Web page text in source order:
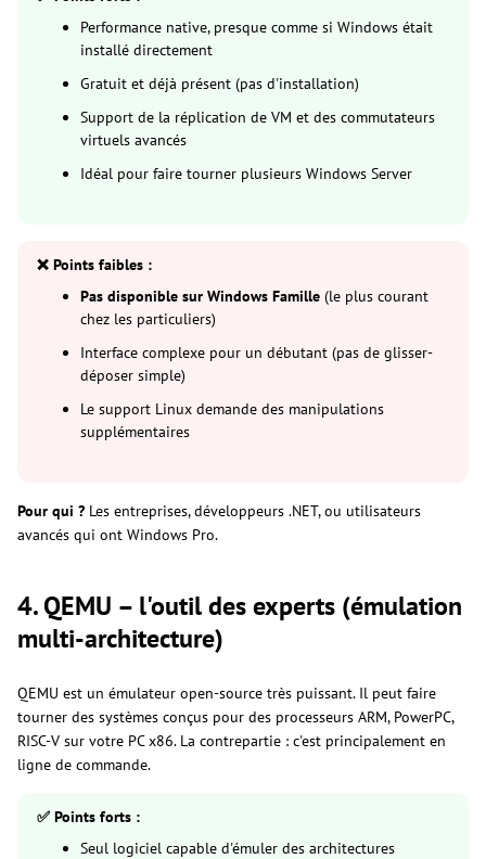
Performance native, presque comme si Windows était
installé directement
Gratuit et déjà présent (pas d'installation)
Support de la réplication de VM et des commutateurs
virtuels avancés
Idéal pour faire tourner plusieurs Windows Server
❌ Points faibles :
Pas disponible sur Windows Famille (le plus courant
chez les particuliers)
Interface complexe pour un débutant (pas de glisser-
déposer simple)
Le support Linux demande des manipulations
supplémentaires
Pour qui ? Les entreprises, développeurs .NET, ou utilisateurs
avancés qui ont Windows Pro.
4. QEMU – l'outil des experts (émulation
multi-architecture)
QEMU est un émulateur open-source très puissant. Il peut faire
tourner des systèmes conçus pour des processeurs ARM, PowerPC,
RISC-V sur votre PC x86. La contrepartie : c'est principalement en
ligne de commande.
✅ Points forts :
Seul logiciel capable d'émuler des architectures